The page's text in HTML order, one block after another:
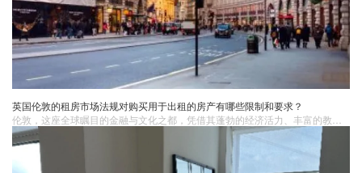
英国伦敦的租房市场法规对购买用于出租的房产有哪些限制和要求？